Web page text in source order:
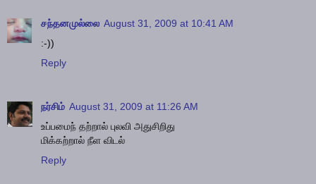
சந்தனமுல்லை August 31, 2009 at 10:41 AM
:-))
Reply
நர்சிம் August 31, 2009 at 11:26 AM
உப்பமைந் தற்றால் புலவி அதுசிறிது
மிக்கற்றால் நீள விடல்
Reply